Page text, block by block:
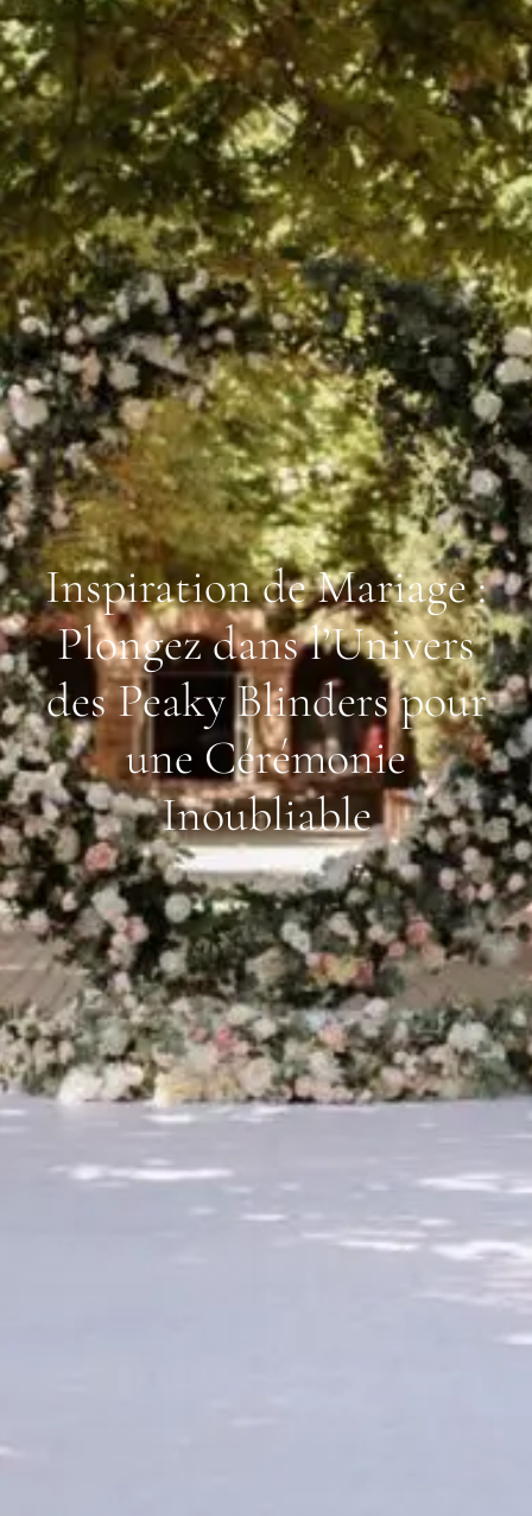
Inspiration de Mariage :
Plongez dans l’Univers
des Peaky Blinders pour
une Cérémonie
Inoubliable